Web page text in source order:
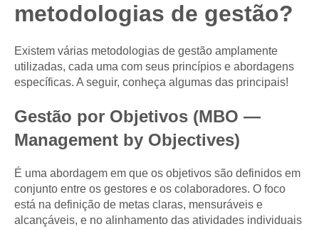
metodologias de gestão?
Existem várias metodologias de gestão amplamente
utilizadas, cada uma com seus princípios e abordagens
específicas. A seguir, conheça algumas das principais!
Gestão por Objetivos (MBO —
Management by Objectives)
É uma abordagem em que os objetivos são definidos em
conjunto entre os gestores e os colaboradores. O foco
está na definição de metas claras, mensuráveis e
alcançáveis, e no alinhamento das atividades individuais